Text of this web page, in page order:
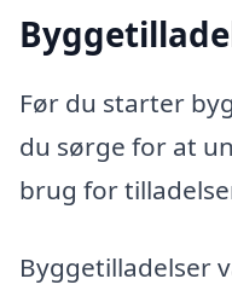
Før du starter
du sørge for at
brug for
Byggetilladelser